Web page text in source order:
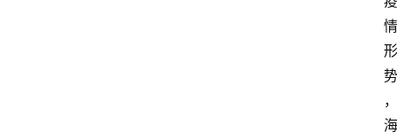
情
形
势
，
海